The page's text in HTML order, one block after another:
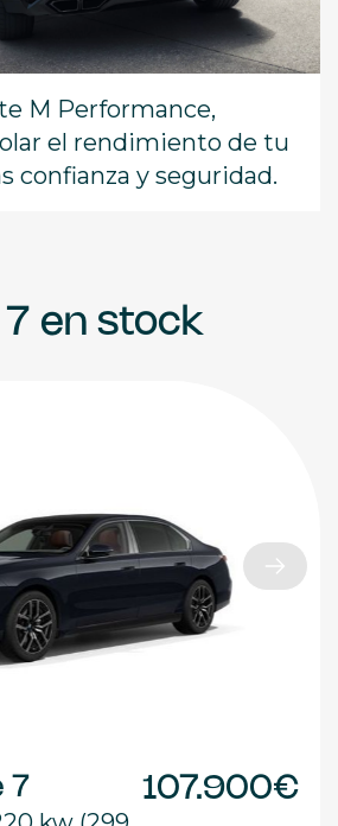
M Performance,
el rendimiento de tu
confianza y seguridad.
7 en stock
7
107.900€